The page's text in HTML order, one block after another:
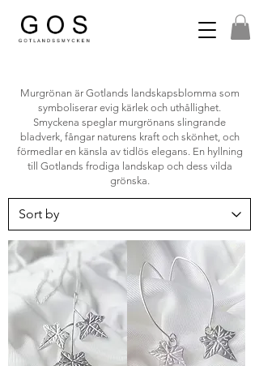
Murgrönan är Gotlands landskapsblomma som
symboliserar evig kärlek och uthållighet.
Smyckena speglar murgrönans slingrande
bladverk, fångar naturens kraft och skönhet, och
förmedlar en känsla av tidlös elegans. En hyllning
till Gotlands frodiga landskap och dess vilda
grönska.